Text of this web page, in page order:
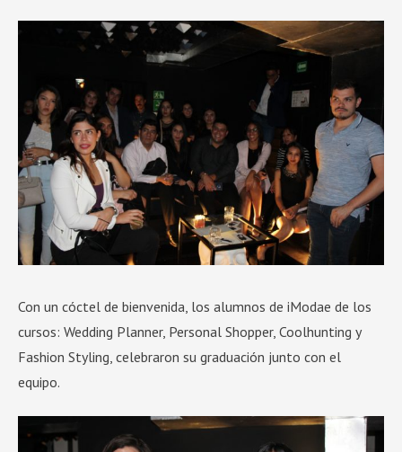
Con un cóctel de bienvenida, los alumnos de iModae de los
cursos: Wedding Planner, Personal Shopper, Coolhunting y
Fashion Styling, celebraron su graduación junto con el
equipo.